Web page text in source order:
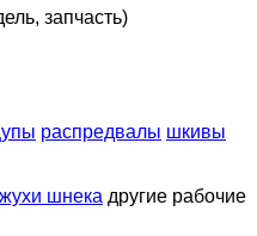
запчасть)
распредвалы шкивы
шнека другие рабочие